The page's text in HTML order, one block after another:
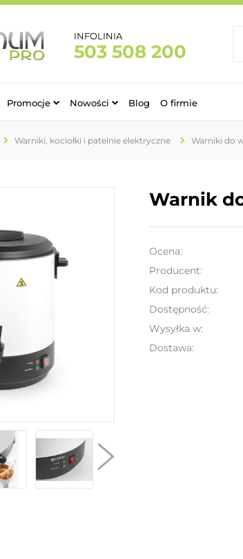
INFOLINIA
503 508 200
Promocje Nowości Blog O firmie
Warniki, kociołki i patelnie elektryczne Warniki do
Warnik
Ocena:
Producent:
Kod produktu:
Dostępność:
Wysyłka w:
Dostawa: